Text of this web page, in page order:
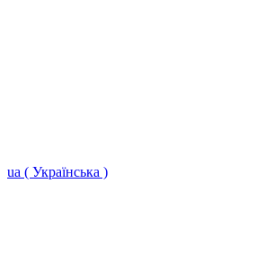
ua ( Українська )